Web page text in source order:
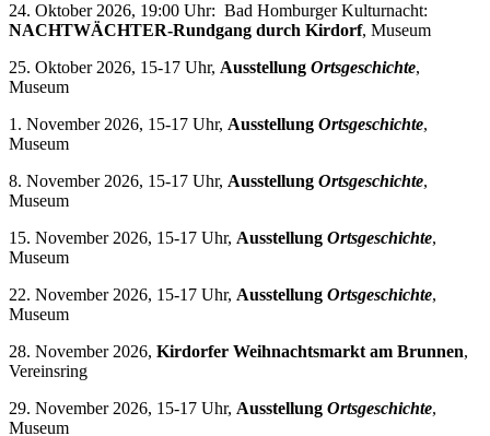
24. Oktober 2026, 19:00 Uhr: Bad Homburger Kulturnacht:
NACHTWÄCHTER-Rundgang durch Kirdorf, Museum
25. Oktober 2026, 15-17 Uhr, Ausstellung Ortsgeschichte,
Museum
1. November 2026, 15-17 Uhr, Ausstellung Ortsgeschichte,
Museum
8. November 2026, 15-17 Uhr, Ausstellung Ortsgeschichte,
Museum
15. November 2026, 15-17 Uhr, Ausstellung Ortsgeschichte,
Museum
22. November 2026, 15-17 Uhr, Ausstellung Ortsgeschichte,
Museum
28. November 2026, Kirdorfer Weihnachtsmarkt am Brunnen,
Vereinsring
29. November 2026, 15-17 Uhr, Ausstellung Ortsgeschichte,
Museum